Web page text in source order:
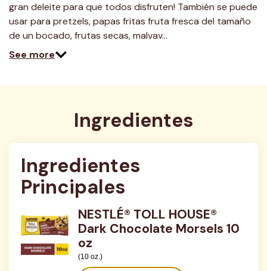
gran deleite para que todos disfruten! También se puede
usar para pretzels, papas fritas fruta fresca del tamaño
de un bocado, frutas secas, malvav…
See more
Ingredientes
Ingredientes
Principales
NESTLÉ® TOLL HOUSE®
Dark Chocolate Morsels 10
oz
(10 oz.)